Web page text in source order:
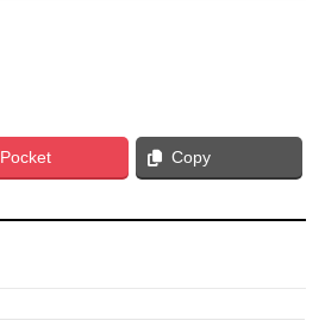
Pocket Copy